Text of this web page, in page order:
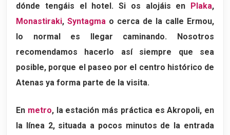
dónde tengáis el hotel. Si os alojáis en Plaka,
Monastiraki, Syntagma o cerca de la calle Ermou,
lo normal es llegar caminando. Nosotros
recomendamos hacerlo así siempre que sea
posible, porque el paseo por el centro histórico de
Atenas ya forma parte de la visita.
En metro, la estación más práctica esAkropoli, en
la línea 2, situada a pocos minutos de la entrada